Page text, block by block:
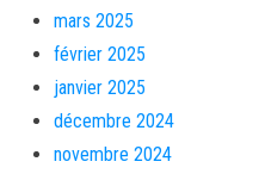
mars 2025
février 2025
janvier 2025
décembre 2024
novembre 2024